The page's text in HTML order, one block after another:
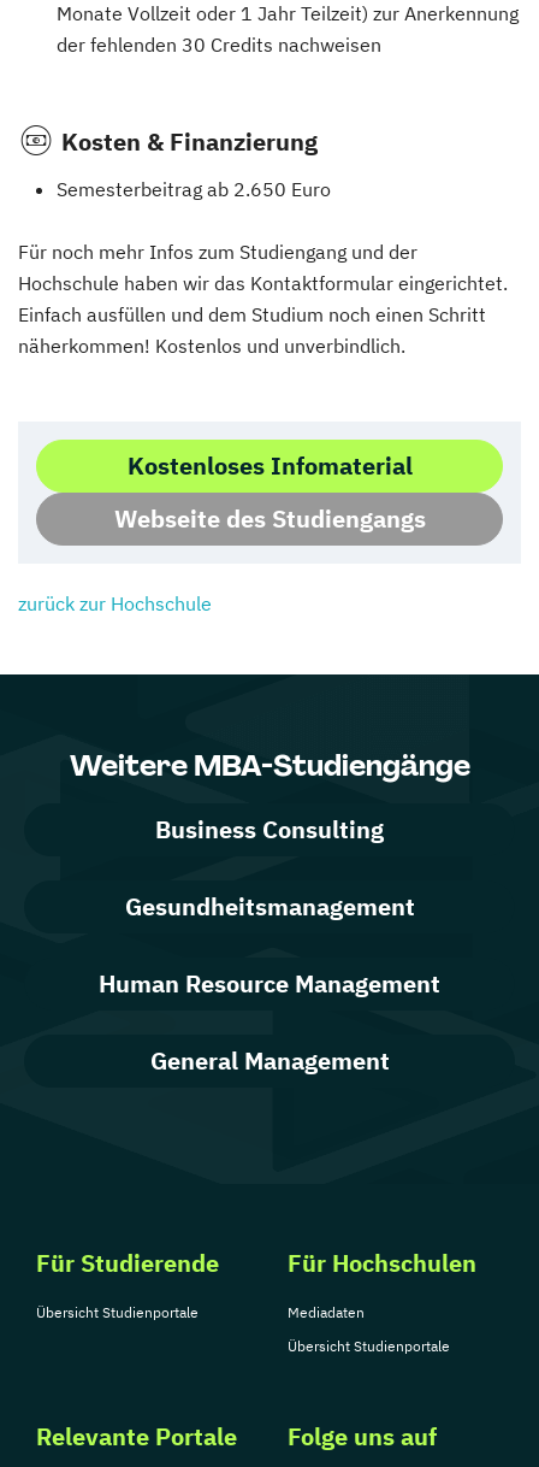
Monate Vollzeit oder 1 Jahr Teilzeit) zur Anerkennung
der fehlenden 30 Credits nachweisen
Kosten & Finanzierung
Semesterbeitrag ab 2.650 Euro
Für noch mehr Infos zum Studiengang und der
Hochschule haben wir das Kontaktformular eingerichtet.
Einfach ausfüllen und dem Studium noch einen Schritt
näherkommen! Kostenlos und unverbindlich.
Kostenloses Infomaterial
Webseite des Studiengangs
zurück zur Hochschule
Weitere MBA-Studiengänge
Business Consulting
Gesundheitsmanagement
Human Resource Management
General Management
Für Studierende
Übersicht Studienportale
Für Hochschulen
Mediadaten
Übersicht Studienportale
Relevante Portale Folge uns auf